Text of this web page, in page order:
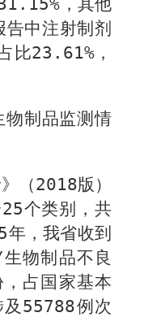
% ，其他
告中注射制剂
比23.61%，
物制品监测情
（2018版）
25个类别，共
年，我省收到
生物制品不良
，占国家基本
55788例次